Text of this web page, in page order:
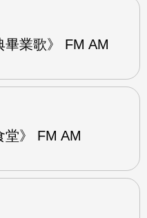
畢業歌》 FM AM
堂》 FM AM